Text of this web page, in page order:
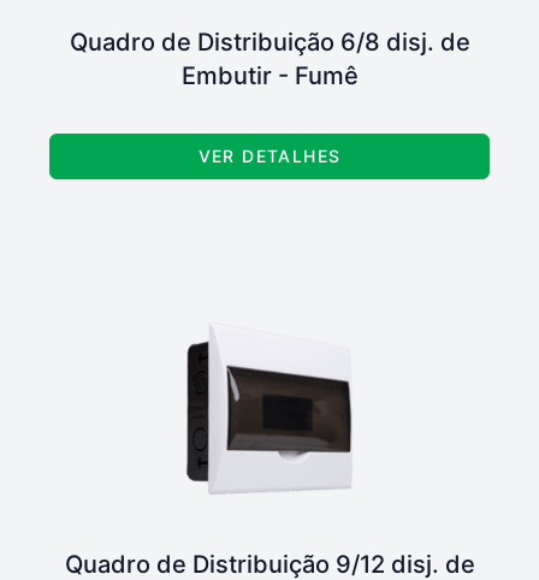
Quadro de Distribuição 6/8 disj. de
Embutir - Fumê
VER DETALHES
Quadro de Distribuição 9/12 disj. de